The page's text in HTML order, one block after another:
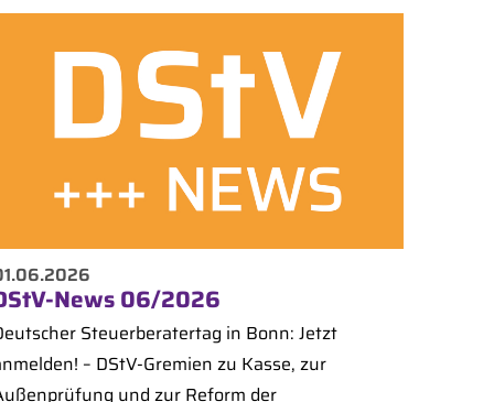
News 06/2026
Steuerberatertag in Bonn: Jetzt
– DStV-Gremien zu Kasse, zur
und zur Reform der